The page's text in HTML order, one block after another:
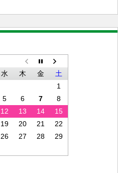
水 木 金
土
1
5 6 7
8
12 13 14
15
19 20 21
22
26 27 28
29